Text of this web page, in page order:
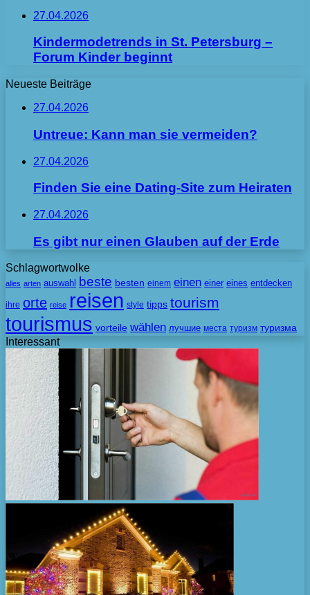
27.04.2026
Kindermodetrends in St. Petersburg –
Forum Kinder beginnt
Neueste Beiträge
27.04.2026
Untreue: Kann man sie vermeiden?
27.04.2026
Finden Sie eine Dating-Site zum Heiraten
27.04.2026
Es gibt nur einen Glauben auf der Erde
Schlagwortwolke
alles arten auswahl beste besten einem einen einer eines entdecken
ihre orte reise reisen style tipps tourism
tourismus vorteile wählen лучшие места туризм туризма
Interessant